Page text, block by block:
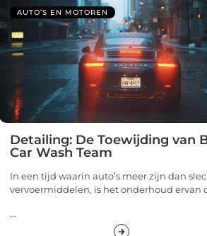
AUTO’S EN MOTOREN
Detailing: De Toewijding van
Car Wash Team
In een tijd waarin auto’s meer zijn dan
vervoermiddelen, is het onderhoud ervan
...